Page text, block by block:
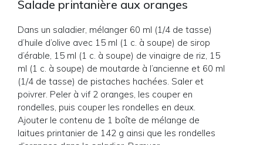
Salade printanière aux oranges
Dans un saladier, mélanger 60 ml (1/4 de tasse)
d’huile d’olive avec 15 ml (1 c. à soupe) de sirop
d’érable, 15 ml (1 c. à soupe) de vinaigre de riz, 15
ml (1 c. à soupe) de moutarde à l’ancienne et 60 ml
(1/4 de tasse) de pistaches hachées. Saler et
poivrer. Peler à vif 2 oranges, les couper en
rondelles, puis couper les rondelles en deux.
Ajouter le contenu de 1 boîte de mélange de
laitues printanier de 142 g ainsi que les rondelles